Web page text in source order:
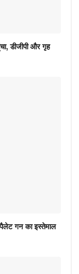
डीजीपी और गृह
पैलेट गन का इस्तेमाल